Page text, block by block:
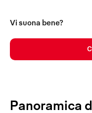
Vi suona bene?
Panoramica